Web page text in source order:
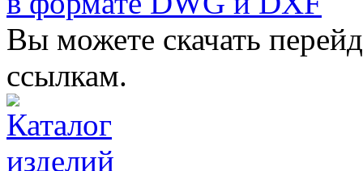
Вы можете скачать
ссылкам.